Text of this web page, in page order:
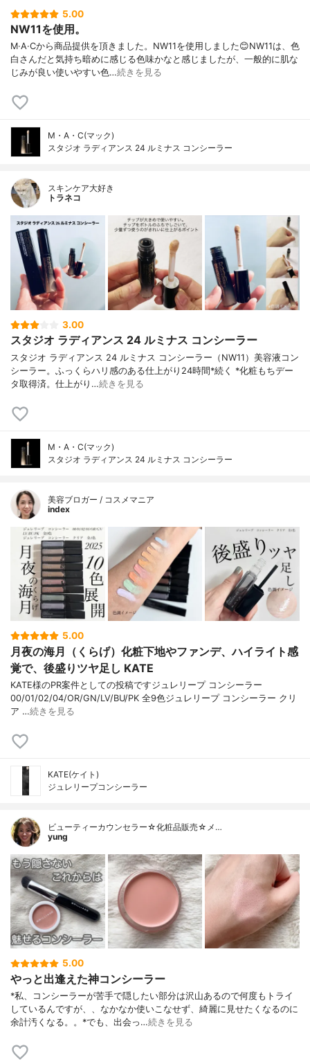
5.00
NW11を使用。
M·A·Cから商品提供を頂きました。NW11を使用しました😊NW11は、色
白さんだと気持ち暗めに感じる色味かなと感じましたが、一般的に肌な
じみが良い使いやすい色…続きを見る
M・A・C(マック)
スタジオ ラディアンス 24 ルミナス コンシーラー
スキンケア大好き
トラネコ
3.00
スタジオ ラディアンス 24 ルミナス コンシーラー
スタジオ ラディアンス 24 ルミナス コンシーラー（NW11）美容液コン
シーラー。ふっくらハリ感のある仕上がり24時間*続く *化粧もちデー
タ取得済。仕上がり…続きを見る
M・A・C(マック)
スタジオ ラディアンス 24 ルミナス コンシーラー
美容ブロガー / コスメマニア
index
5.00
月夜の海月（くらげ）化粧下地やファンデ、ハイライト感
覚で、後盛りツヤ足し KATE
KATE様のPR案件としての投稿ですジュレリープ コンシーラー
00/01/02/04/OR/GN/LV/BU/PK 全9色ジュレリープ コンシーラー クリ
ア …続きを見る
KATE(ケイト)
ジュレリープコンシーラー
ビューティーカウンセラー☆化粧品販売☆メ…
yung
5.00
やっと出逢えた神コンシーラー
*私、コンシーラーが苦手で隠したい部分は沢山あるので何度もトライ
しているんですが、、なかなか使いこなせず、綺麗に見せたくなるのに
余計汚くなる。。⁡*でも、出会っ…続きを見る